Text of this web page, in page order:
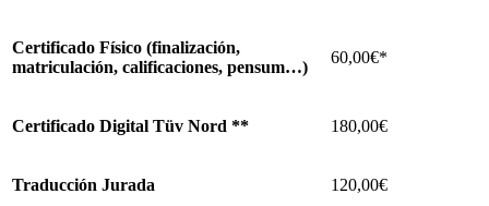
Certificado Físico (finalización,
matriculación, calificaciones, pensum…)
60,00€*
Certificado Digital Tüv Nord ** 180,00€
Traducción Jurada 120,00€